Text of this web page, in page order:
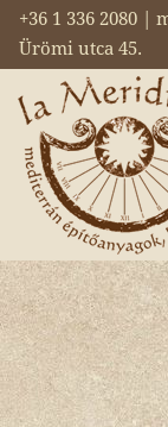
+36 1 336 2080 |
Ürömi utca 45.